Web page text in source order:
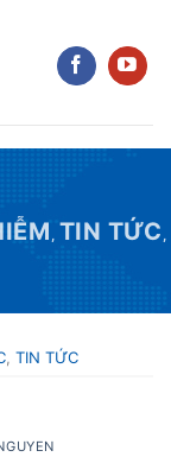
, TIN TỨC ,
TIN TỨC